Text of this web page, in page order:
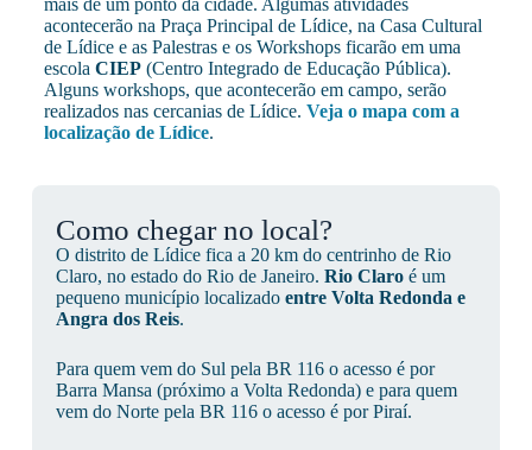
mais de um ponto da cidade. Algumas atividades
acontecerão na Praça Principal de Lídice, na Casa Cultural
de Lídice e as Palestras e os Workshops ficarão em uma
escola CIEP(Centro Integrado de Educação Pública).
Alguns workshops, que acontecerão em campo, serão
realizados nas cercanias de Lídice. Veja o mapa com a
localização de Lídice.
Como chegar no local?
O distrito de Lídice fica a 20 km do centrinho de Rio
Claro, no estado do Rio de Janeiro. Rio Claroé um
pequeno município localizado entre Volta Redonda e
Angra dos Reis.
Para quem vem do Sul pela BR 116 o acesso é por
Barra Mansa (próximo a Volta Redonda) e para quem
vem do Norte pela BR 116 o acesso é por Piraí.